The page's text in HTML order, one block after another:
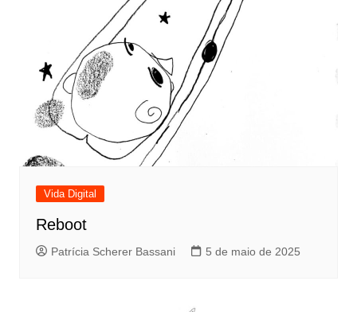
Vida Digital
Reboot
Patrícia Scherer Bassani 5 de maio de 2025